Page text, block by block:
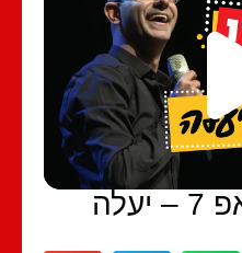
מני עוזרי סטנד אפ 7 – יעלה